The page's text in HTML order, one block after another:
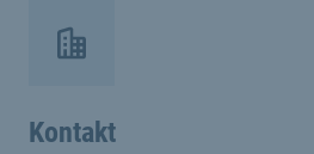
Kontakt